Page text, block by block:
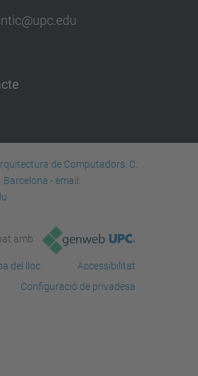
de Computadors. C.
- email:
amb
del lloc
Accessibilitat
Configuració de privadesa